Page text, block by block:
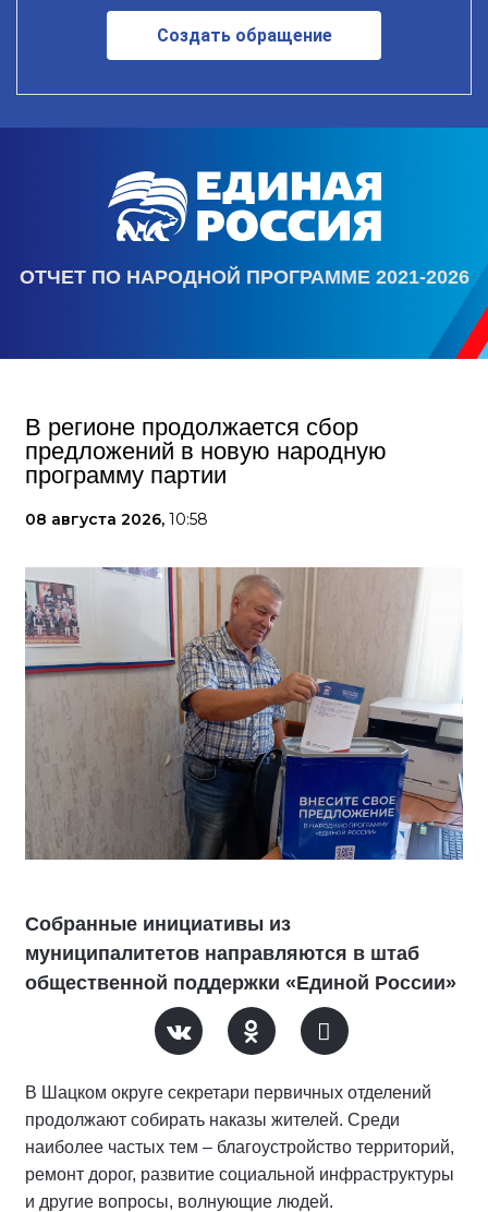
Создать обращение
ОТЧЕТ ПО НАРОДНОЙ ПРОГРАММЕ 2021-2026
В регионе продолжается сбор
предложений в новую народную
программу партии
08 августа 2026, 10:58
Собранные инициативы из
муниципалитетов направляются в штаб
общественной поддержки «Единой России»
В Шацком округе секретари первичных отделений
продолжают собирать наказы жителей. Среди
наиболее частых тем – благоустройство территорий,
ремонт дорог, развитие социальной инфраструктуры
и другие вопросы, волнующие людей.